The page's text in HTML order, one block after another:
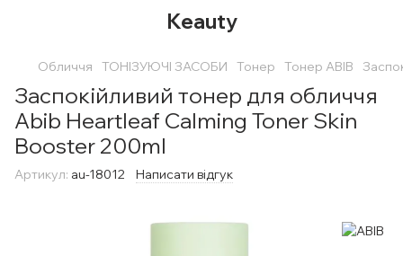
Keauty
Обличчя ТОНІЗУЮЧІ ЗАСОБИ Тонер Тонер ABIB
Заспокійливий тонер для обличчя
Abib Heartleaf Calming Toner Skin
Booster 200ml
Артикул: au-18012 Написати відгук